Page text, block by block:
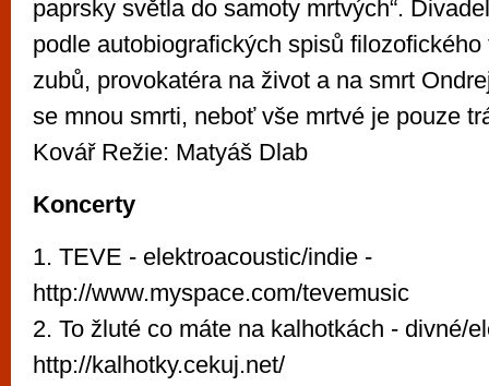
paprsky světla do samoty mrtvých“.
podle autobiografických spisů filozofického
zubů, provokatéra na život a na smrt
se mnou smrti, neboť vše mrtvé je pouze
Kovář Režie: Matyáš Dlab
Koncerty
1. TEVE - elektroacoustic/indie -
http://www.myspace.com/tevemusic
2. To žluté co máte na kalhotkách - divné/
http://kalhotky.cekuj.net/